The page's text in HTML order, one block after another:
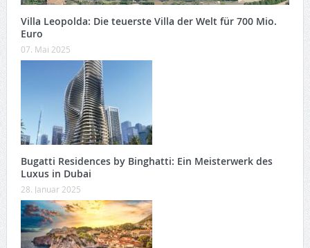
Villa Leopolda: Die teuerste Villa der Welt für 700 Mio.
Euro
07. Mai 2025
Bugatti Residences by Binghatti: Ein Meisterwerk des
Luxus in Dubai
28. Januar 2025